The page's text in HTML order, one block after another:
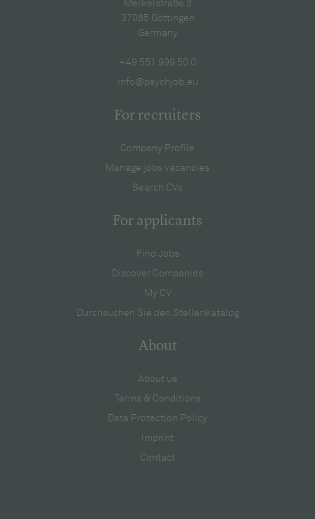
Merkelstraße 3
37085 Göttingen
Germany
+49 551 999 50 0
info@psychjob.eu
For recruiters
Company Profile
Manage jobs vacancies
Search CVs
For applicants
Find Jobs
Discover Companies
My CV
Durchsuchen Sie den Stellenkatalog
About
About us
Terms & Conditions
Data Protection Policy
Imprint
Contact